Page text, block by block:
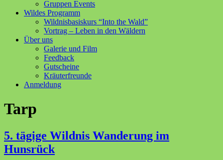
Gruppen Events
Wildes Programm
Wildnisbasiskurs “Into the Wald”
Vortrag – Leben in den Wäldern
Über uns
Galerie und Film
Feedback
Gutscheine
Kräuterfreunde
Anmeldung
Tarp
5. tägige Wildnis Wanderung im
Hunsrück